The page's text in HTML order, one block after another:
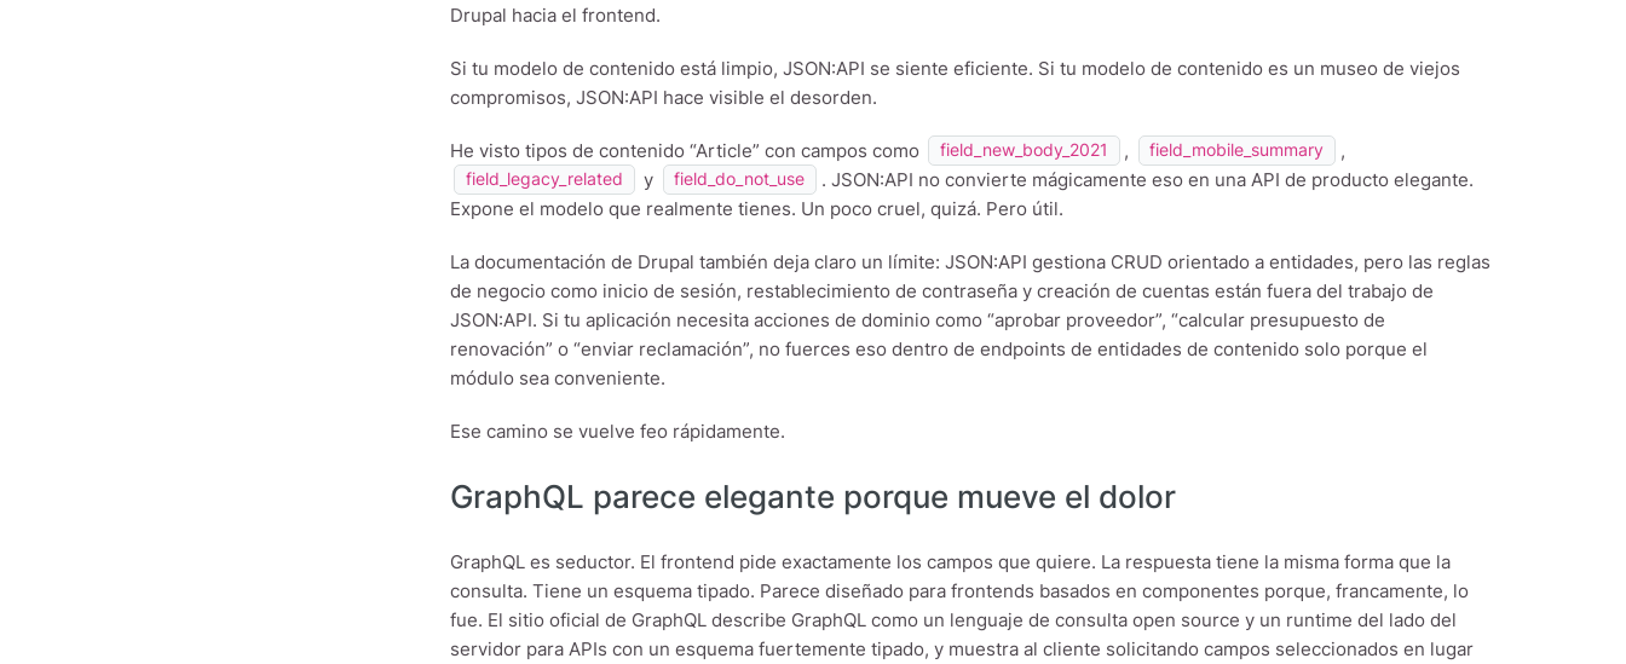
Drupal hacia el frontend.
Si tu modelo de contenido está limpio, JSON:API se siente eficiente. Si tu modelo de contenido es un museo de viejos
compromisos, JSON:API hace visible el desorden.
He visto tipos de contenido “Article” con campos como field_new_body_2021 , field_mobile_summary ,
field_legacy_related y field_do_not_use
. JSON:API no convierte mágicamente eso en una API de producto elegante.
Expone el modelo que realmente tienes. Un poco cruel, quizá. Pero útil.
La documentación de Drupal también deja claro un límite: JSON:API gestiona CRUD orientado a entidades, pero las reglas
de negocio como inicio de sesión, restablecimiento de contraseña y creación de cuentas están fuera del trabajo de
JSON:API. Si tu aplicación necesita acciones de dominio como “aprobar proveedor”, “calcular presupuesto de
renovación” o “enviar reclamación”, no fuerces eso dentro de endpoints de entidades de contenido solo porque el
módulo sea conveniente.
Ese camino se vuelve feo rápidamente.
GraphQL parece elegante porque mueve el dolor
GraphQL es seductor. El frontend pide exactamente los campos que quiere. La respuesta tiene la misma forma que la
consulta. Tiene un esquema tipado. Parece diseñado para frontends basados en componentes porque, francamente, lo
fue. El sitio oficial de GraphQL describe GraphQL como un lenguaje de consulta open source y un runtime del lado del
servidor para APIs con un esquema fuertemente tipado, y muestra al cliente solicitando campos seleccionados en lugar